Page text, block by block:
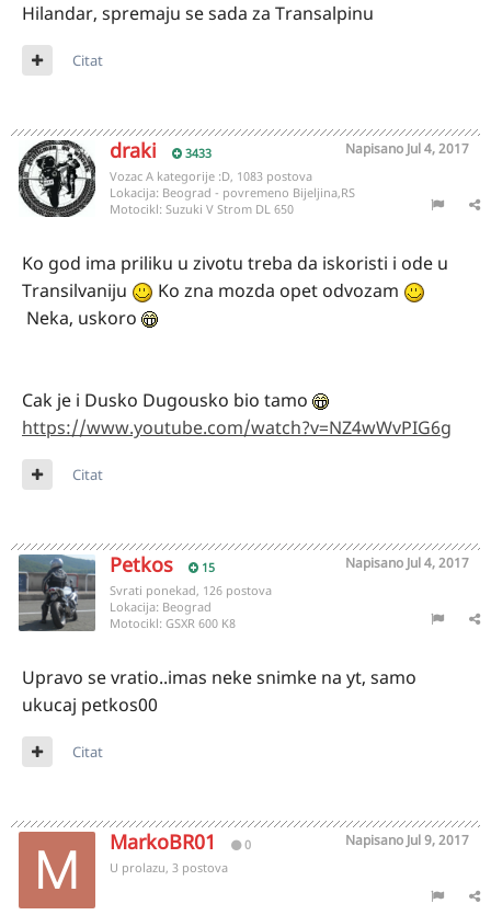
Hilandar, spremaju se sada za Transalpinu
Citat
draki 3433 Napisano Jul 4, 2017
Vozac A kategorije :D, 1083 postova
Lokacija: Beograd - povremeno Bijeljina,RS
Motocikl: Suzuki V Strom DL 650
Ko god ima priliku u zivotu treba da iskoristi i ode u
Transilvaniju
Ko zna mozda opet odvozam
Neka, uskoro
Cak je i Dusko Dugousko bio tamo
https://www.youtube.com/watch?v=NZ4wWvPIG6g
Citat
Petkos 15 Napisano Jul 4, 2017
Svrati ponekad, 126 postova
Lokacija: Beograd
Motocikl: GSXR 600 K8
Upravo se vratio..imas neke snimke na yt, samo
ukucaj petkos00
Citat
MarkoBR01 0 Napisano Jul 9, 2017
U prolazu, 3 postova